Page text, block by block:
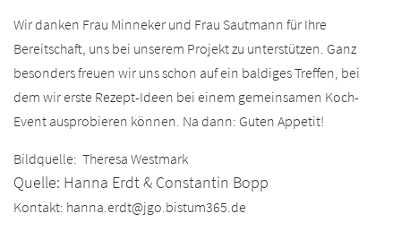
Wir danken Frau Minneker und Frau Sautmann für Ihre
Bereitschaft, uns bei unserem Projekt zu unterstützen. Ganz
besonders freuen wir uns schon auf ein baldiges Treffen, bei
dem wir erste Rezept-Ideen bei einem gemeinsamen Koch-
Event ausprobieren können. Na dann: Guten Appetit!
Bildquelle: Theresa Westmark
Quelle: Hanna Erdt & Constantin Bopp
Kontakt: hanna.erdt@jgo.bistum365.de